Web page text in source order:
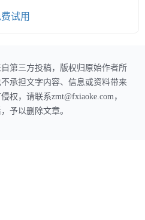
试用
第三方投稿，版权归原始作者所
承担文字内容、信息或资料带来
权，请联系zmt@fxiaoke.com，
予以删除文章。